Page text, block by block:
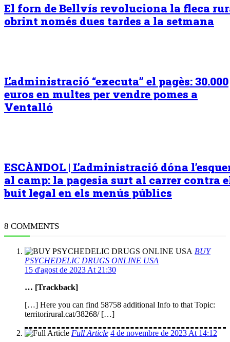
El forn de Bellvís revoluciona la fleca
obrint només dues tardes a la setmana
L’administració “executa” el pagès: 30.000
euros en multes per vendre pomes a
Ventalló
ESCÀNDOL | L’administració dóna
al camp: la pagesia surt al carrer contra
buit legal en els menús públics
8 COMMENTS
BUY
PSYCHEDELIC DRUGS ONLINE USA
15 d'agost de 2023 At 21:30
… [Trackback]
[…] Here you can find 58758 additional Info to that Topic:
territorirural.cat/38268/ […]
Full Article 4 de novembre de 2023 At 14:12